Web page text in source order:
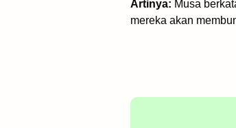
Artinya: Musa
mereka akan